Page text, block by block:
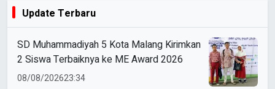
Update Terbaru
SD Muhammadiyah 5 Kota Malang Kirimkan
2 Siswa Terbaiknya ke ME Award 2026
08/08/202623:34